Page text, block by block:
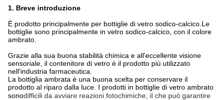
1. Breve introduzione
È prodotto principalmente per bottiglie di vetro sodico-calcico. Le
bottiglie sono principalmente in vetro sodico-calcico, con il colore
ambrato.
Grazie alla sua buona stabilità chimica e all'eccellente visione
sensoriale, il contenitore di vetro è il prodotto più utilizzato
nell'industria farmaceutica.
La bottiglia ambrata è una buona scelta per conservare il
prodotto al riparo dalla luce. I prodotti in bottiglie di vetro ambrato
sonodifficili da avviare reazioni fotochimiche, il che può garantire